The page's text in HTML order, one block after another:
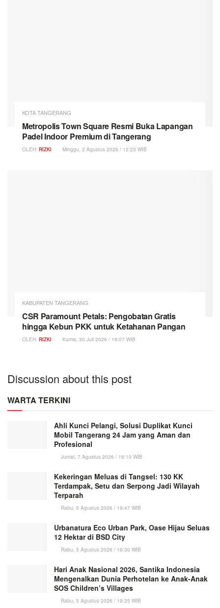
KOTA TANGERANG
Metropolis Town Square Resmi Buka Lapangan
Padel Indoor Premium di Tangerang
OLEH: RIZKI Minggu, 2 Agustus 2026 / 12:23 WIB
KABUPATEN TANGERANG
CSR Paramount Petals: Pengobatan Gratis
hingga Kebun PKK untuk Ketahanan Pangan
OLEH: RIZKI Kamis, 30 Juli 2026 / 19:07 WIB
Discussion about this post
WARTA TERKINI
Ahli Kunci Pelangi, Solusi Duplikat Kunci
Mobil Tangerang 24 Jam yang Aman dan
Profesional
Jumat, 7 Agustus 2026 / 16:10 WIB
Kekeringan Meluas di Tangsel: 130 KK
Terdampak, Setu dan Serpong Jadi Wilayah
Terparah
Rabu, 5 Agustus 2026 / 19:47 WIB
Urbanatura Eco Urban Park, Oase Hijau Seluas
12 Hektar di BSD City
Rabu, 5 Agustus 2026 / 19:30 WIB
Hari Anak Nasional 2026, Santika Indonesia
Mengenalkan Dunia Perhotelan ke Anak-Anak
SOS Children’s Villages
Rabu, 5 Agustus 2026 / 19:25 WIB